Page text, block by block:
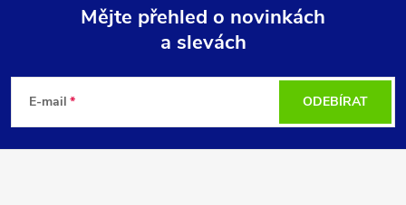
p
Mějte přehled o novinkách
a slevách
E-mail ODEBÍRAT